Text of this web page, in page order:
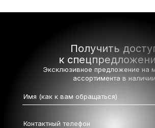
Получить
к
Эксклюзивное предложение на
ассортимента в наличии